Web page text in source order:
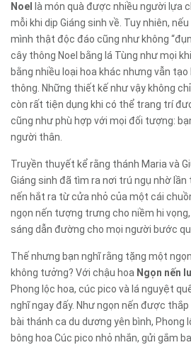
Noel
là món quà được nhiều người lựa
mỗi khi dịp Giáng sinh về. Tuy nhiên,
mình thật độc đáo cũng như không
cây thông Noel bằng lá Tùng như mọi
bằng nhiều loại hoa khác nhưng vẫn
thông. Những thiết kế như vậy không
còn rất tiện dụng khi có thể trang trí
cũng như phù hợp với mọi đối tượng:
người thân.
Truyền thuyết kể rằng thánh Maria và
Giáng sinh đã tìm ra nơi trú ngụ nhờ lần
nến hắt ra từ cửa nhỏ của một cái
ngọn nến tượng trưng cho niềm hi
sáng dẫn đường cho mọi người bước
Thế nhưng bạn nghĩ rằng tặng một
không tưởng? Với chậu hoa Ngọn nến
Phong lộc hoa, cúc pico và lá nguyệt
nghĩ ngay đấy. Như ngọn nến được
bài thánh ca du dương yên bình, Phong
bông hoa Cúc pico nhỏ nhắn, gửi gắm